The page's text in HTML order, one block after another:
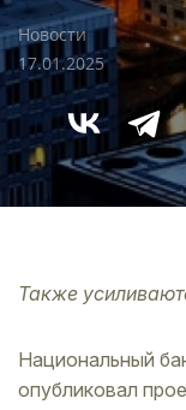
Новости
17.01.2025
Также
Национальный
опубликовал